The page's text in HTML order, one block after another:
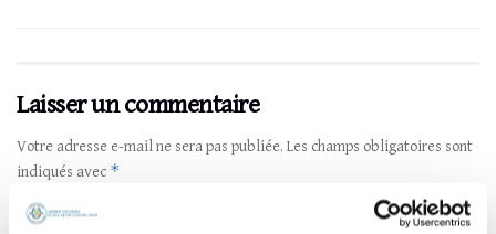
Laisser un commentaire
Votre adresse e-mail ne sera pas publiée. Les champs obligatoires sont
indiqués avec *
Commentaire